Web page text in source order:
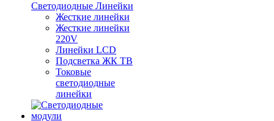
Светодиодные Линейки
Жесткие линейки
Жесткие линейки
220V
Линейки LCD
Подсветка ЖК ТВ
Токовые
светодиодные
линейки